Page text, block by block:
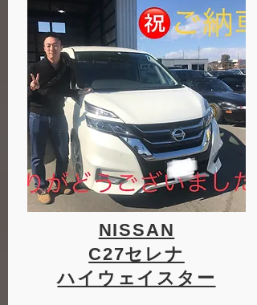
NISSAN
C27セレナ
​ハイウェイスター